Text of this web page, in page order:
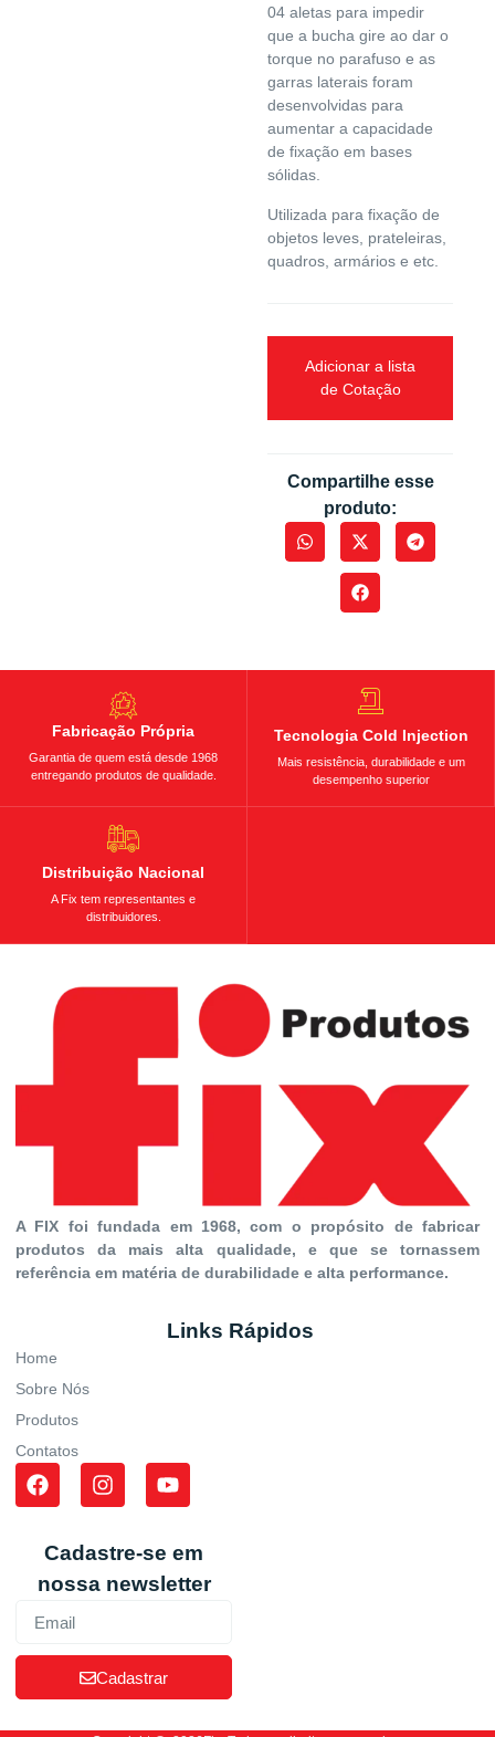
04 aletas para impedir
que a bucha gire ao dar o
torque no parafuso e as
garras laterais foram
desenvolvidas para
aumentar a capacidade
de fixação em bases
sólidas.
Utilizada para fixação de
objetos leves, prateleiras,
quadros, armários e etc.
Adicionar a lista
de Cotação
Compartilhe esse
produto:
Fabricação Própria
Garantia de quem está desde 1968
entregando produtos de qualidade.
Tecnologia Cold Injection
Mais resistência, durabilidade e um
desempenho superior
Distribuição Nacional
A Fix tem representantes e
distribuidores.
A FIX foi fundada em 1968, com o propósito de fabricar
produtos da mais alta qualidade, e que se tornassem
referência em matéria de durabilidade e alta performance.
Links Rápidos
Home
Sobre Nós
Produtos
Contatos
Cadastre-se em
nossa newsletter
Cadastrar